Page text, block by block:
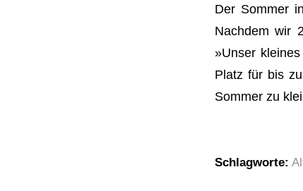
Der Sommer
Nachdem wir
»Unser
Platz für bis
Sommer zu
Schlagworte: